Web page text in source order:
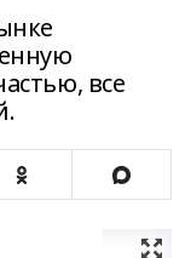
все